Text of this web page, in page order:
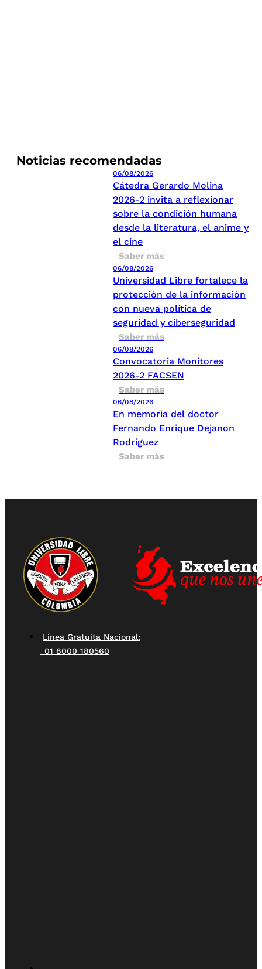
Noticias recomendadas
06/08/2026
Cátedra Gerardo Molina
2026-2 invita a reflexionar
sobre la condición humana
desde la literatura, el anime y
el cine
Saber más
06/08/2026
Universidad Libre fortalece la
protección de la información
con nueva política de
seguridad y ciberseguridad
Saber más
06/08/2026
Convocatoria Monitores
2026-2 FACSEN
Saber más
06/08/2026
En memoria del doctor
Fernando Enrique Dejanon
Rodríguez
Saber más
Línea Gratuita Nacional:
01 8000 180560